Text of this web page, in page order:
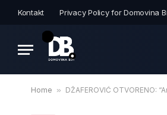
Kontakt Privacy Policy for Domovina
Home » DŽAFEROVIĆ OTVORENO: